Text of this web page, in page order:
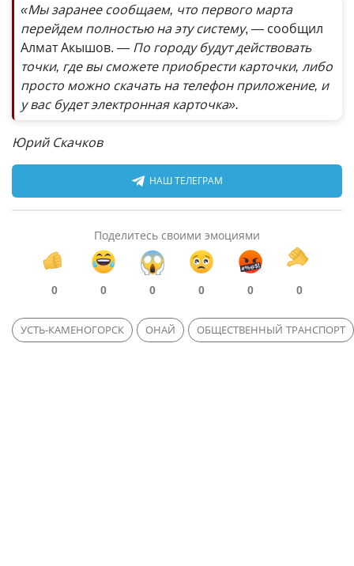
«Мы заранее сообщаем, что первого марта
перейдем полностью на эту систему, — сообщил
Алмат Акышов. — По городу будут действовать
точки, где вы сможете приобрести карточки, либо
просто можно скачать на телефон приложение, и
у вас будет электронная карточка».
Юрий Скачков
НАШ ТЕЛЕГРАМ
Поделитесь своими эмоциями
0 0 0 0 0 0
УСТЬ-КАМЕНОГОРСК ОНАЙ ОБЩЕСТВЕННЫЙ ТРАНСПОРТ